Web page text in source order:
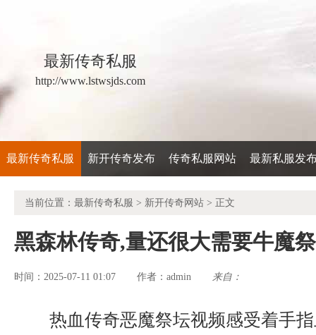
最新传奇私服
http://www.lstwsjds.com
最新传奇私服 新开传奇发布 传奇私服网站 最新私服发
当前位置： 最新传奇私服 > 新开传奇网站 > 正文
黑森林传奇,量还很大需要牛魔
时间：2025-07-11 01:07 作者： admin 来自：
热血传奇恶魔祭坛视频感受着手